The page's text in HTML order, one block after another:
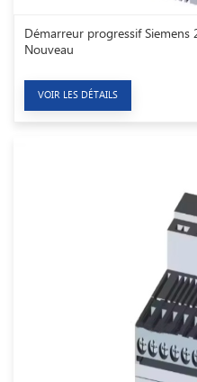
Démarreur progressif
Nouveau
VOIR LES DÉTAILS